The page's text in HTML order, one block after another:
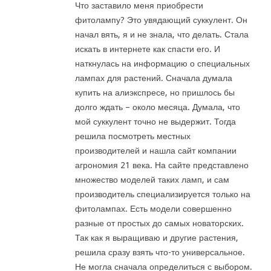
Что заставило меня приобрести
фитолампу? Это увядающий суккулент. Он
начал вять, я и не знала, что делать. Стала
искать в интернете как спасти его. И
наткнулась на информацию о специальных
лампах для растений. Сначала думала
купить на алиэкспресе, но пришлось бы
долго ждать – около месяца. Думала, что
мой суккулент точно не выдержит. Тогда
решила посмотреть местных
производителей и нашла сайт компании
агрономия 21 века. На сайте представлено
множество моделей таких ламп, и сам
производитель специализируется только на
фитолампах. Есть модели совершенно
разные от простых до самых новаторских.
Так как я выращиваю и другие растения,
решила сразу взять что-то универсальное.
Не могла сначала определиться с выбором.